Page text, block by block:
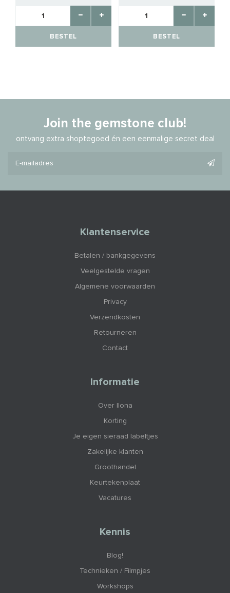
BESTEL BESTEL
Join the gemstone club!
ontvang extra shoptegoed én een eenmalige secret deal
Klantenservice
Betalen / bankgegevens
Veelgestelde vragen
Algemene voorwaarden
Privacy
Verzendkosten
Retourneren
Contact
Informatie
Over Ilona
Korting
Je eigen sieraad labeltjes
Zakelijke klanten
Groothandel
Keurtekenplaat
Vacatures
Kennis
Blog!
Technieken / Filmpjes
Workshops